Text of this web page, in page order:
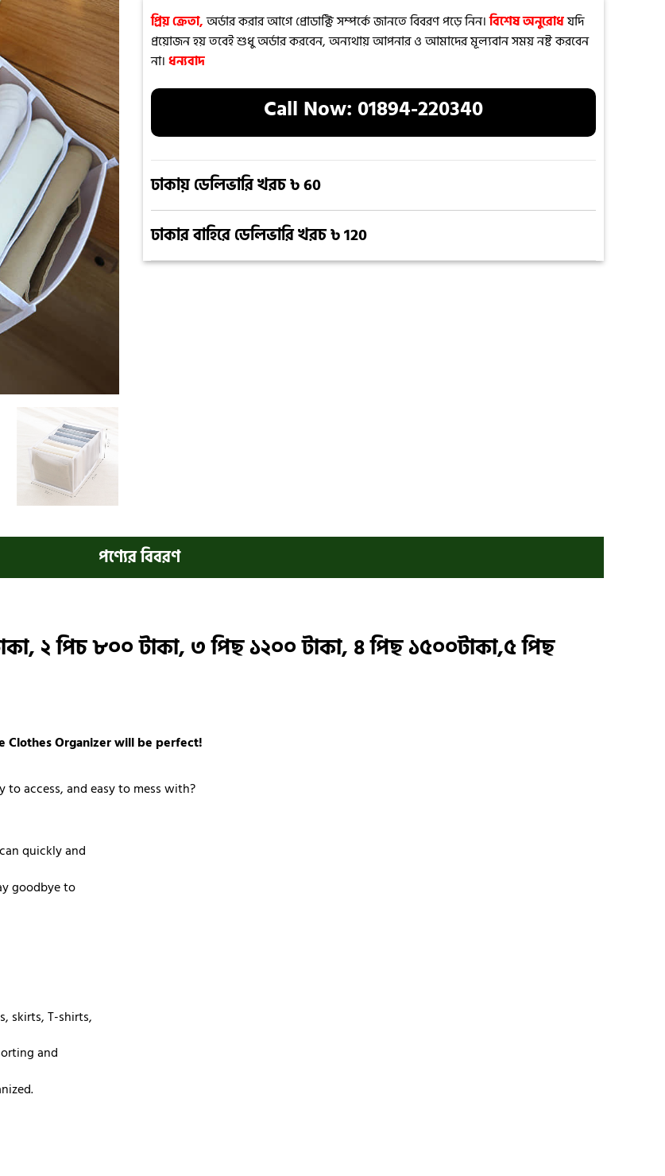
প্রিয় ক্রেতা,অর্ডার করার আগে প্রোডাক্টি সম্পর্কে জানতে বিবরণ পড়ে নিন।বিশেষ অনুরোধযদি
প্রয়োজন হয় তবেই শুধু অর্ডার করবেন, অন্যথায় আপনার ও আমাদের মূল্যবান সময় নষ্ট করবেন
না।ধন্যবাদ
Call Now: 01894-220340
ঢাকায় ডেলিভারি খরচ ৳ 60
ঢাকার বাহিরে ডেলিভারি খরচ ৳ 120
পণ্যের বিবরণ
২ পিচ ৮০০ টাকা, ৩ পিছ ১২০০ টাকা, ৪ পিছ ১৫০০টাকা,৫ পিছ
Organizer will be perfect!
access, and easy to mess with?
quickly and
goodbye to
skirts, T-shirts,
and